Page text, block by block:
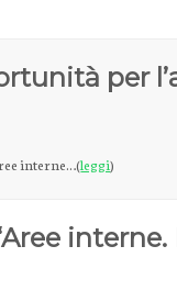
per
interne…(leggi)